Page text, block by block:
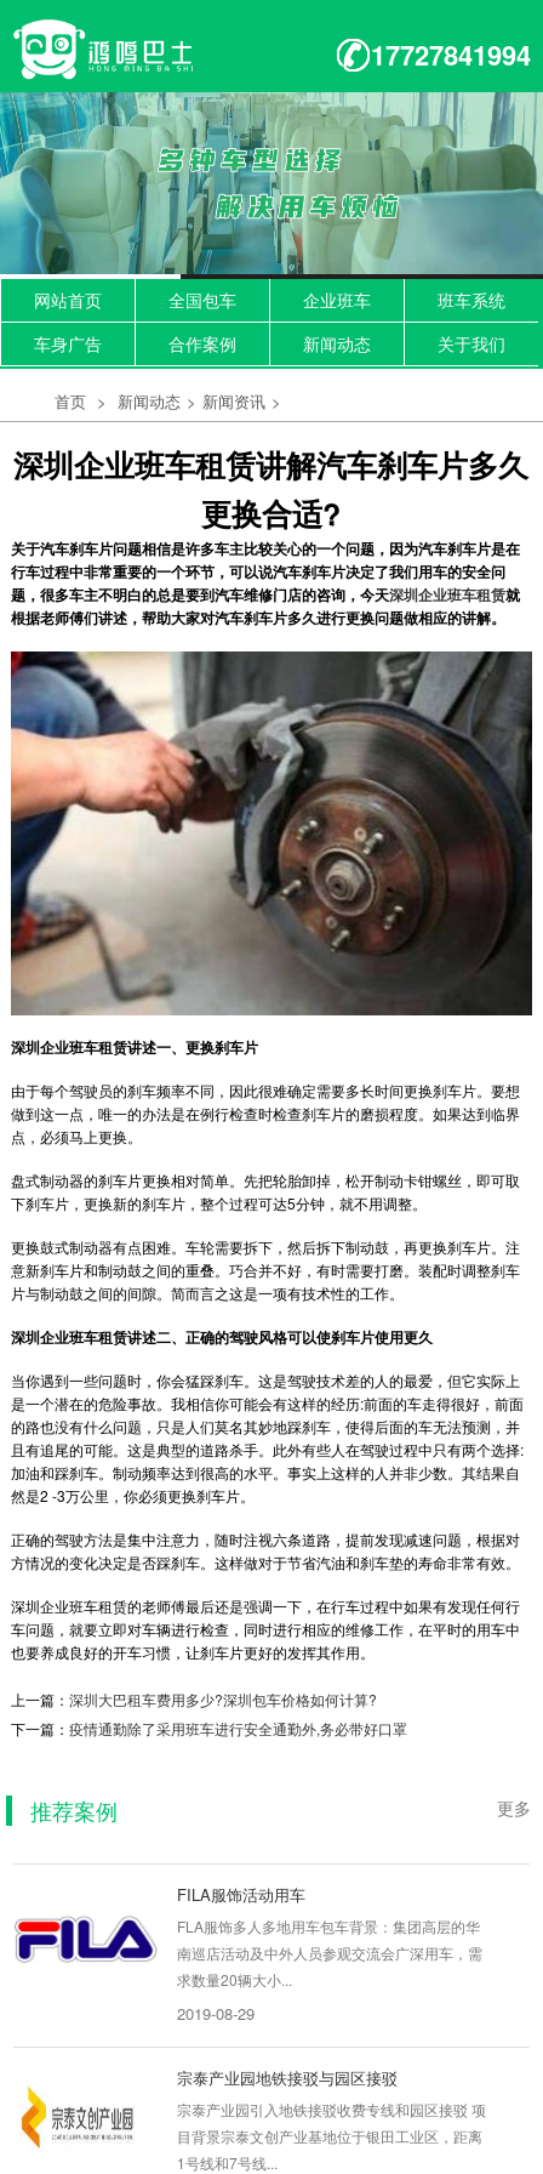
17727841994
网站首页 全国包车 企业班车
班车系统
车身广告
合作案例 新闻动态 关于我们
首页 > 新闻动态 > 新闻资讯 >
深圳企业班车租赁讲解汽车刹车片多久
更换合适?
关于汽车刹车片问题相信是许多车主比较关心的一个问题，因为汽车刹车片是在
行车过程中非常重要的一个环节，可以说汽车刹车片决定了我们用车的安全问
题，很多车主不明白的总是要到汽车维修门店的咨询，今天深圳企业班车租赁就
根据老师傅们讲述，帮助大家对汽车刹车片多久进行更换问题做相应的讲解。
深圳企业班车租赁讲述一、更换刹车片
由于每个驾驶员的刹车频率不同，因此很难确定需要多长时间更换刹车片。要想
做到这一点，唯一的办法是在例行检查时检查刹车片的磨损程度。如果达到临界
点，必须马上更换。
盘式制动器的刹车片更换相对简单。先把轮胎卸掉，松开制动卡钳螺丝，即可取
下刹车片，更换新的刹车片，整个过程可达5分钟，就不用调整。
更换鼓式制动器有点困难。车轮需要拆下，然后拆下制动鼓，再更换刹车片。注
意新刹车片和制动鼓之间的重叠。巧合并不好，有时需要打磨。装配时调整刹车
片与制动鼓之间的间隙。简而言之这是一项有技术性的工作。
深圳企业班车租赁讲述二、正确的驾驶风格可以使刹车片使用更久
当你遇到一些问题时，你会猛踩刹车。这是驾驶技术差的人的最爱，但它实际上
是一个潜在的危险事故。我相信你可能会有这样的经历:前面的车走得很好，前面
的路也没有什么问题，只是人们莫名其妙地踩刹车，使得后面的车无法预测，并
且有追尾的可能。这是典型的道路杀手。此外有些人在驾驶过程中只有两个选择:
加油和踩刹车。制动频率达到很高的水平。事实上这样的人并非少数。其结果自
然是2 -3万公里，你必须更换刹车片。
正确的驾驶方法是集中注意力，随时注视六条道路，提前发现减速问题，根据对
方情况的变化决定是否踩刹车。这样做对于节省汽油和刹车垫的寿命非常有效。
深圳企业班车租赁的老师傅最后还是强调一下，在行车过程中如果有发现任何行
车问题，就要立即对车辆进行检查，同时进行相应的维修工作，在平时的用车中
也要养成良好的开车习惯，让刹车片更好的发挥其作用。
上一篇： 深圳大巴租车费用多少?深圳包车价格如何计算?
下一篇： 疫情通勤除了采用班车进行安全通勤外,务必带好口罩
更多
推荐案例
点猫科技
点猫科技企业最后一班夜猫线项目背景为了解决
FILA服饰活动用车
FLA服饰多人多地用车包车背景：集团高层的华
南巡店活动及中外人员参观交流会广深用车，需
求数量20辆大小...
2019-08-29
宗泰产业园地铁接驳与园区接驳
宗泰产业园引入地铁接驳收费专线和园区接驳 项
目背景宗泰文创产业基地位于银田工业区，距离
1号线和7号线...